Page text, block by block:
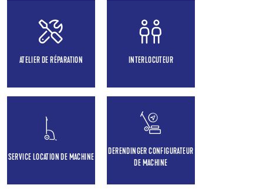
ATELIER DE RÉPARATION INTERLOCUTEUR
SERVICE LOCATION DE MACHINE
DERENDINGER CONFIGURATEUR
DE MACHINE